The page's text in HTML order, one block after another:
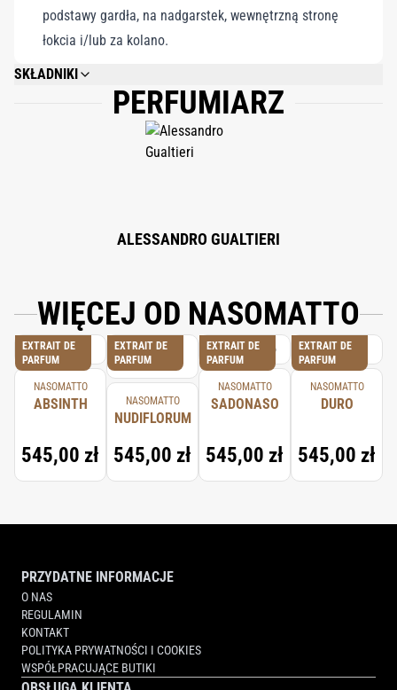
podstawy gardła, na nadgarstek, wewnętrzną stronę
łokcia i/lub za kolano.
SKŁADNIKI
ALCOHOL DENAT., AQUA (WATER), PARFUM (FRAGRANCE), ALPHA-
ISOMETHYL IONONE, AMYL, CINNAMAL, BENZYL ALCOHOL, BENZYL
BENZOATE, BENZYL SALICYLATE, BUTYLPHENYL, METHYLPROPIONAL
(LILIAL.), CINNAMAL, CITRAL, CITRONELLOL, COUMARIN, EUGENOL,
PERFUMIARZ
ALESSANDRO GUALTIERI
WIĘCEJ OD NASOMATTO
EXTRAIT DE
PARFUM
NASOMATTO
ABSINTH
545,00 zł
EXTRAIT DE
PARFUM
NASOMATTO
NUDIFLORUM
545,00 zł
EXTRAIT DE
PARFUM
NASOMATTO
SADONASO
545,00 zł
EXTRAIT DE
PARFUM
NASOMATTO
DURO
545,00 zł
PRZYDATNE INFORMACJE
O NAS
REGULAMIN
KONTAKT
POLITYKA PRYWATNOŚCI I COOKIES
WSPÓŁPRACUJĄCE BUTIKI